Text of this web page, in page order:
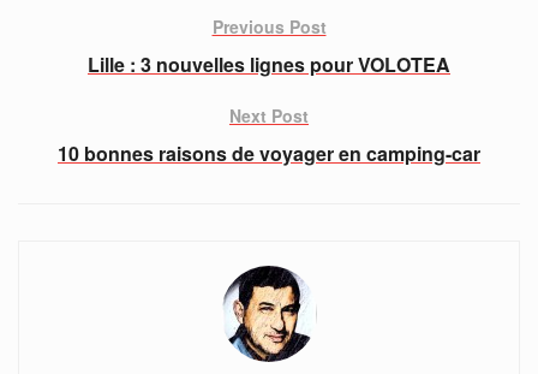
Previous Post
Lille : 3 nouvelles lignes pour VOLOTEA
Next Post
10 bonnes raisons de voyager en camping-car